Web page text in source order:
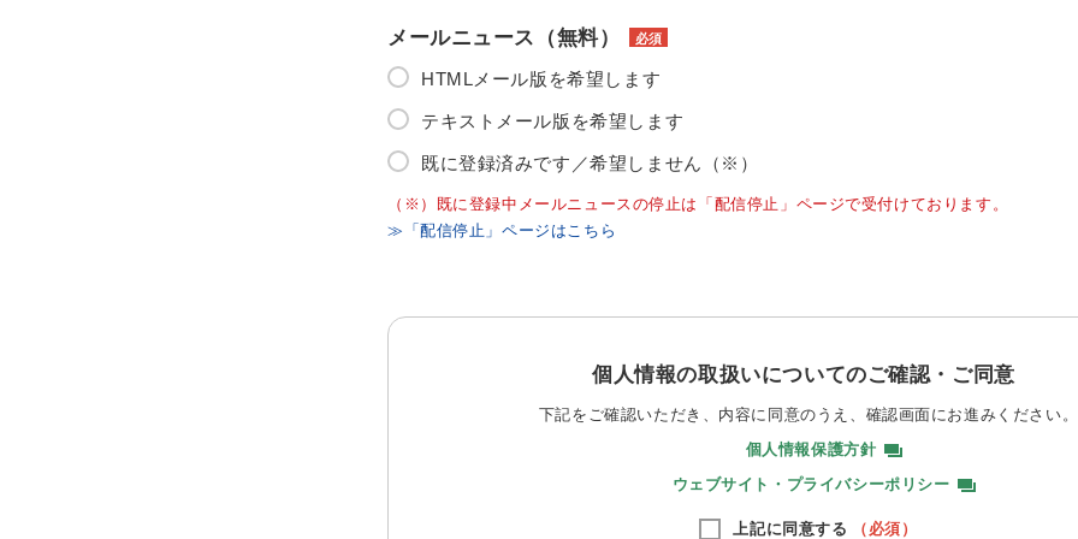
メールニュース（無料） 必須
HTMLメール版を希望します
テキストメール版を希望します
既に登録済みです／希望しません（※）
（※）既に登録中メールニュースの停止は「配信停止」ページで受付けております。
≫「配信停止」ページはこちら
個人情報の取扱いについてのご確認・ご同意
下記をご確認いただき、内容に同意のうえ、 確認画面にお進みください。
個人情報保護方針
ウェブサイト・プライバシーポリシー
上記に同意する （必須）